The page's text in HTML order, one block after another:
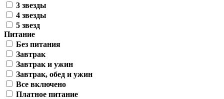
3 звезды
4 звезды
5 звезд
Питание
Без питания
Завтрак
Завтрак и ужин
Завтрак, обед и ужин
Все включено
Платное питание